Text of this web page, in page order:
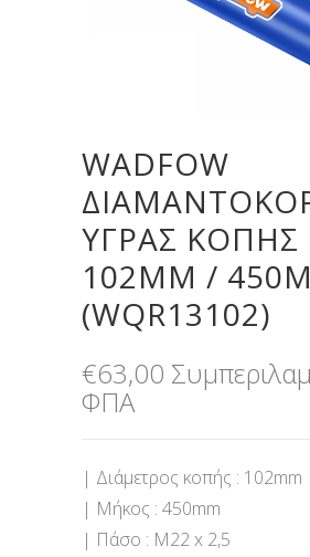
WADFOW
ΥΓΡΑΣ ΚΟΠΗΣ
102MM /
(WQR13102)
€63,00
ΦΠΑ
| Διάμετρος κοπής : 102mm
| Μήκος : 450mm
| Πάσο : M22 x 2,5